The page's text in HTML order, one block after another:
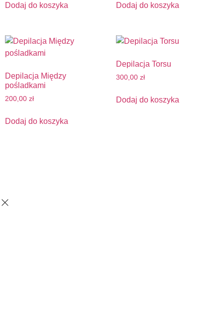
Dodaj do koszyka Dodaj do koszyka
Depilacja Między
pośladkami
200,00 zł
Dodaj do koszyka
Depilacja Torsu
300,00 zł
Dodaj do koszyka